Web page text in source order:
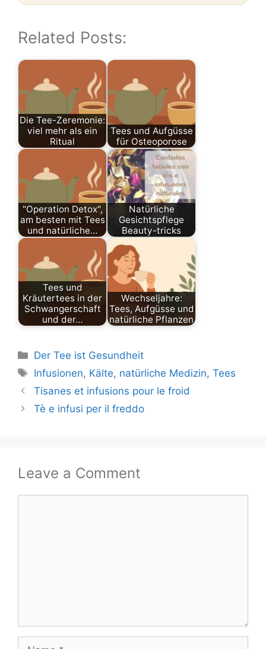
Related Posts:
Die Tee-Zeremonie:
viel mehr als ein
Ritual
Tees und Aufgüsse
für Osteoporose
"Operation Detox",
am besten mit Tees
und natürliche…
Natürliche
Gesichtspflege
Beauty-tricks
Tees und
Kräutertees in der
Schwangerschaft
und der…
Wechseljahre:
Tees, Aufgüsse und
natürliche Pflanzen
Categories
Der Tee ist Gesundheit
Tags
Infusionen, Kälte, natürliche Medizin,Tees
Tisanes et infusions pour le froid
Tè e infusi per il freddo
Leave a Comment
Name